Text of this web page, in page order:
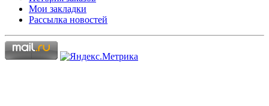
Мои закладки
Рассылка новостей